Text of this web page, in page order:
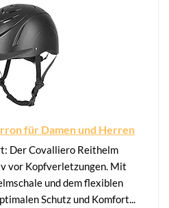
für Damen und Herren
Der Covalliero Reithelm
vor Kopfverletzungen. Mit
und dem flexiblen
Schutz und Komfort...